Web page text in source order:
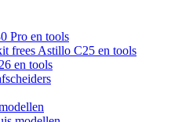
Pro en tools
frees Astillo C25 en tools
en tools